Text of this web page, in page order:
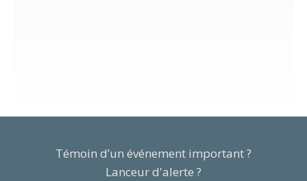
Témoin d’un événement important ?
Lanceur d'alerte ?